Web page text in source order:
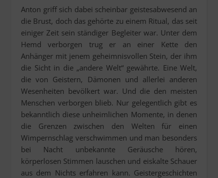
Anton griff sich dabei scheinbar geistesabwesend an
die Brust, doch das gehörte zu einem Ritual, das seit
einiger Zeit sein ständiger Begleiter war. Unter dem
Hemd verborgen trug er an einer Kette den
Anhänger mit jenem geheimnisvollen Stein, der ihm
die Sicht in die „andere Welt“ gewährte. Eine Welt,
die von Geistern, Dämonen und allerlei anderen
Wesenheiten bevölkert war. Und die den meisten
Menschen verborgen blieb. Nur gelegentlich gibt es
bekanntlich diese unheimlichen Momente, in denen
die Grenzen zwischen den Welten für einen
Wimpernschlag verschwimmen und man besonders
bei Nacht unbekannte Geräusche hören,
körperlosen Stimmen lauschen und eiskalte Schauer
aus dem Nichts erfahren kann. Geistergeschichten